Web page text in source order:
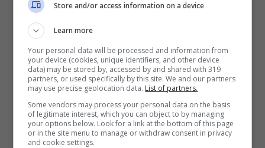
Store and/or access information on a device
Learn more
Your personal data will be processed and information from
your device (cookies, unique identifiers, and other device
data) may be stored by, accessed by and shared with 319
partners, or used specifically by this site. We and our partners
may use precise geolocation data. List of partners.
Some vendors may process your personal data on the basis
of legitimate interest, which you can object to by managing
your options below. Look for a link at the bottom of this page
or in the site menu to manage or withdraw consent in privacy
and cookie settings.